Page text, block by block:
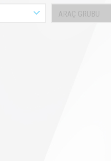
ARAÇ GRUBU